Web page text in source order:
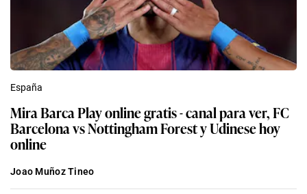
España
Mira Barca Play online gratis - canal para ver, FC
Barcelona vs Nottingham Forest y Udinese hoy
online
Joao Muñoz Tineo